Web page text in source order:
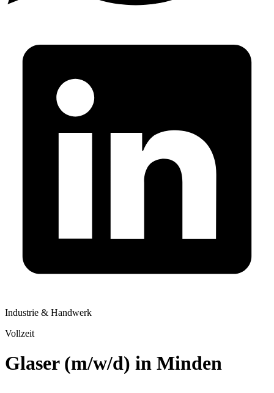
Industrie & Handwerk
Vollzeit
Glaser (m/w/d) in Minden